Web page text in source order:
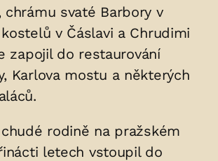
chrámu svaté Barbory v
v Čáslavi a Chrudimi
zapojil do restaurování
Karlova mostu a některých
rodině na pražském
letech vstoupil do